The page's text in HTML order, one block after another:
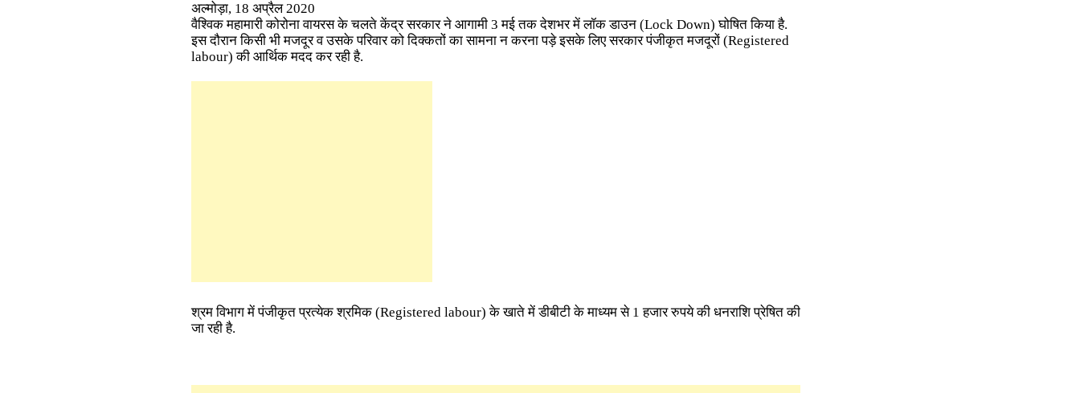
अल्मोड़ा, 18 अप्रैल 2020
वैश्विक महामारी कोरोना वायरस के चलते केंद्र सरकार ने आगामी 3 मई तक देशभर में लॉक डाउन (Lock Down) घोषित किया है.
इस दौरान किसी भी मजदूर व उसके परिवार को दिक्कतों का सामना न करना पड़े इसके लिए सरकार पंजीकृत मजदूरों (Registered
labour) की आर्थिक मदद कर रही है.
श्रम विभाग में पंजीकृत प्रत्येक श्रमिक (Registered labour) के खाते में डीबीटी के माध्यम से 1 हजार रुपये की धनराशि प्रेषित की
जा रही है.